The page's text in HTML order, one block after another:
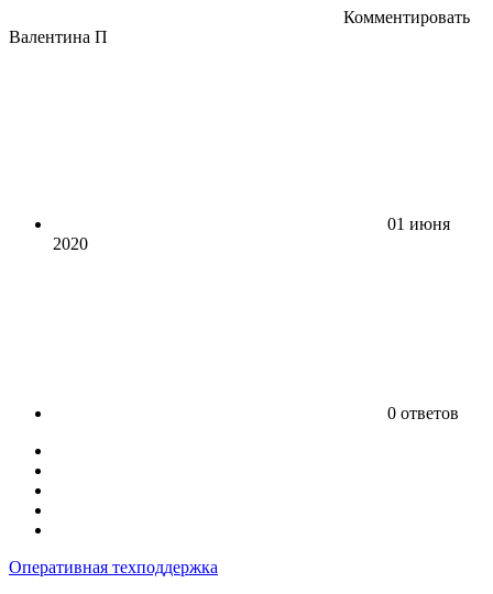
Комментировать
Валентина П
01 июня
2020
0 ответов
Оперативная техподдержка